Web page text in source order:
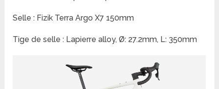
Selle : Fizik Terra Argo X7 150mm
Tige de selle : Lapierre alloy, Ø: 27.2mm, L: 350mm